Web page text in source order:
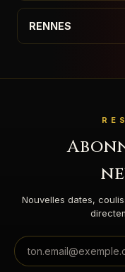
RENNES
Nouvelles dates,